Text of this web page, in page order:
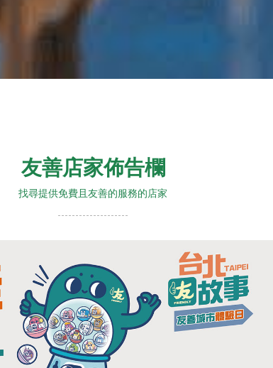
友善店家佈告欄
找尋提供免費且友善的服務的店家